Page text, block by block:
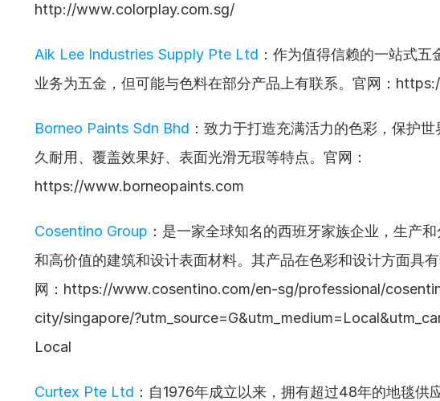
http://www.colorplay.com.sg/
Aik Lee Industries Supply Pte Ltd ：作为值得信赖的一站式五
业务为五金，但可能与色料在部分产品上有联系。官网：
Borneo Paints Sdn Bhd ：致力于打造充满活力的色彩，保护
久耐用、覆盖效果好、表面光滑无瑕等特点。官网：
https://www.borneopaints.com
Cosentino Group ：是一家全球知名的西班牙家族企业，生产
和高价值的建筑和设计表面材料。其产品在色彩和设计方面具
网：https://www.cosentino.com/en-sg/professional/
city/singapore/
Local
Curtex Pte Ltd ：自1976年成立以来，拥有超过48年的地毯供